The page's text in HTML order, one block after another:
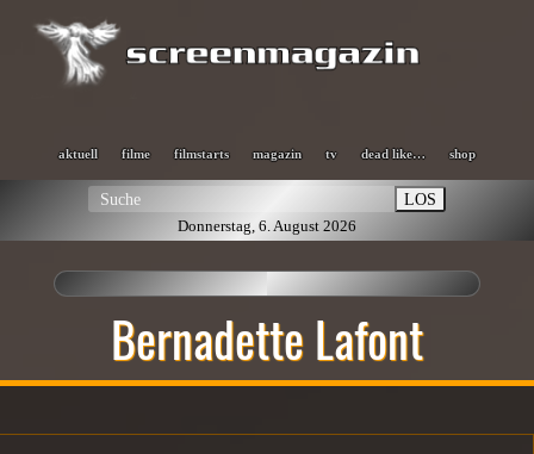
aktuell filme filmstarts magazin tv dead like… shop
LOS
Donnerstag, 6. August 2026
Bernadette Lafont